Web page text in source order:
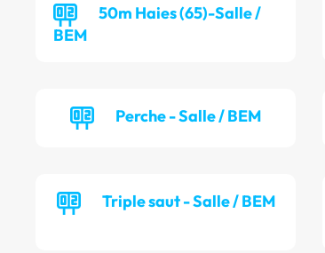
50m Haies (65)-Salle /
BEM
Perche - Salle / BEM
Triple saut - Salle / BEM